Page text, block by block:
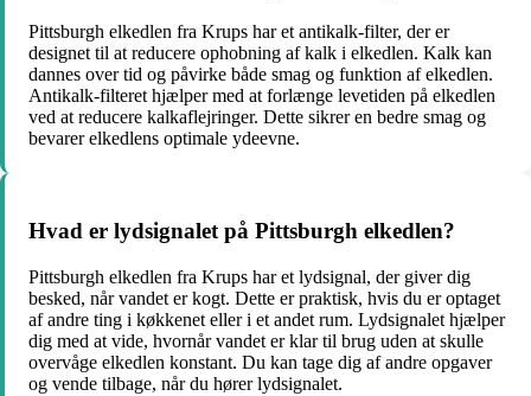
Pittsburgh elkedlen fra Krups har et antikalk-filter, der er
designet til at reducere ophobning af kalk i elkedlen. Kalk kan
dannes over tid og påvirke både smag og funktion af elkedlen.
Antikalk-filteret hjælper med at forlænge levetiden på elkedlen
ved at reducere kalkaflejringer. Dette sikrer en bedre smag og
bevarer elkedlens optimale ydeevne.
Hvad er lydsignalet på Pittsburgh elkedlen?
Pittsburgh elkedlen fra Krups har et lydsignal, der giver dig
besked, når vandet er kogt. Dette er praktisk, hvis du er optaget
af andre ting i køkkenet eller i et andet rum. Lydsignalet hjælper
dig med at vide, hvornår vandet er klar til brug uden at skulle
overvåge elkedlen konstant. Du kan tage dig af andre opgaver
og vende tilbage, når du hører lydsignalet.